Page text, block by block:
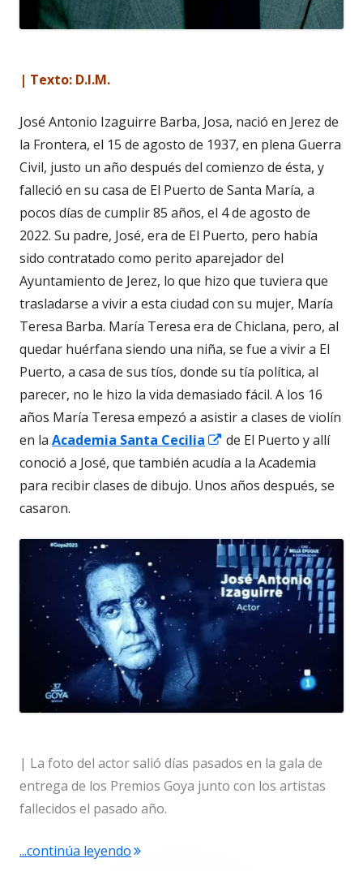
| Texto: D.I.M.
José Antonio Izaguirre Barba, Josa, nació en Jerez de
la Frontera, el 15 de agosto de 1937, en plena Guerra
Civil, justo un año después del comienzo de ésta, y
falleció en su casa de El Puerto de Santa María, a
pocos días de cumplir 85 años, el 4 de agosto de
2022. Su padre, José, era de El Puerto, pero había
sido contratado como perito aparejador del
Ayuntamiento de Jerez, lo que hizo que tuviera que
trasladarse a vivir a esta ciudad con su mujer, María
Teresa Barba. María Teresa era de Chiclana, pero, al
quedar huérfana siendo una niña, se fue a vivir a El
Puerto, a casa de sus tíos, donde su tía política, al
parecer, no le hizo la vida demasiado fácil. A los 16
años María Teresa empezó a asistir a clases de violín
en la Academia Santa Cecilia
Abrir
en
una
de El Puerto y allí
conoció a José, que también acudía a la Academia
para recibir clases de dibujo. Unos años después, se
casaron.
| La foto del actor salió días pasados en la gala de
entrega de los Premios Goya junto con los artistas
fallecidos el pasado año.
...continúa leyendo"José Antonio Izaguirre Barba. Actor